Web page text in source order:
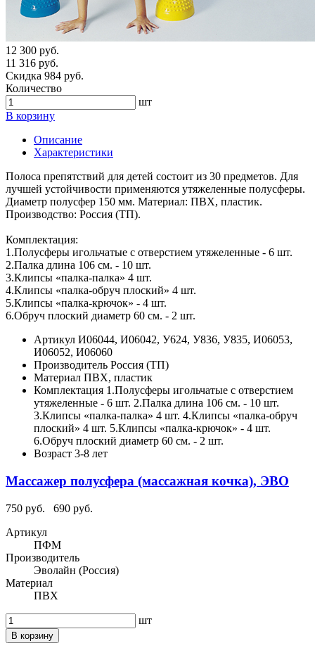
12 300 руб.
11 316 руб.
Скидка 984 руб.
Количество
шт
В корзину
Описание
Характеристики
Полоса препятствий для детей состоит из 30 предметов. Для
лучшей устойчивости применяются утяжеленные полусферы.
Диаметр полусфер 150 мм. Материал: ПВХ, пластик.
Производство: Россия (ТП).
Комплектация:
1.Полусферы игольчатые с отверстием утяжеленные - 6 шт.
2.Палка длина 106 см. - 10 шт.
3.Клипсы «палка-палка» 4 шт.
4.Клипсы «палка-обруч плоский» 4 шт.
5.Клипсы «палка-крючок» - 4 шт.
6.Обруч плоский диаметр 60 см. - 2 шт.
Артикул И06044, И06042, У624, У836, У835, И06053,
И06052, И06060
Производитель Россия (ТП)
Материал ПВХ, пластик
Комплектация 1.Полусферы игольчатые с отверстием
утяжеленные - 6 шт. 2.Палка длина 106 см. - 10 шт.
3.Клипсы «палка-палка» 4 шт. 4.Клипсы «палка-обруч
плоский» 4 шт. 5.Клипсы «палка-крючок» - 4 шт.
6.Обруч плоский диаметр 60 см. - 2 шт.
Возраст 3-8 лет
Массажер полусфера (массажная кочка), ЭВО
750 руб.
690 руб.
Артикул
ПФМ
Производитель
Эволайн (Россия)
Материал
ПВХ
шт
В корзину